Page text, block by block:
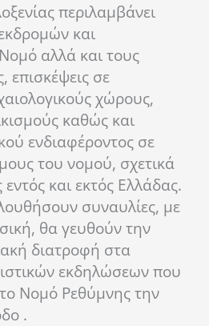
περιλαμβάνει
και
αλλά και τους
επισκέψεις σε
χώρους,
καθώς και
ενδιαφέροντος σε
του νομού, σχετικά
και εκτός Ελλάδας.
συναυλίες, με
θα γευθούν την
διατροφή στα
εκδηλώσεων που
Νομό Ρεθύμνης την
.